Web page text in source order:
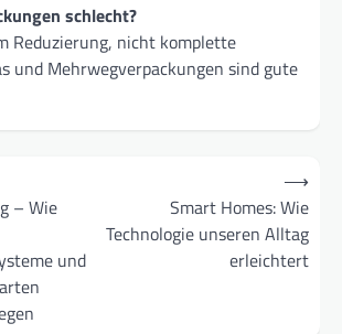
schlecht?
Reduzierung, nicht komplette
und Mehrwegverpackungen sind gute
– Wie
und
Smart Homes: Wie
Technologie unseren Alltag
erleichtert
⟶